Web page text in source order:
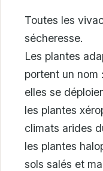
Toutes les
sécheresse.
Les plantes
portent un nom
elles se
les plantes
climats arides
les plantes
sols salés et